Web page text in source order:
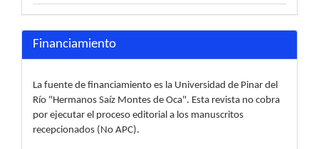
Financiamiento
La fuente de financiamiento es la Universidad de Pinar del
Río "Hermanos Saíz Montes de Oca". Esta revista no cobra
por ejecutar el proceso editorial a los manuscritos
recepcionados (No APC).